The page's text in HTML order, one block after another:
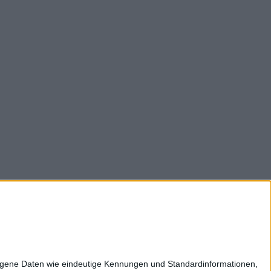
Daten wie eindeutige Kennungen und Standardinformationen,